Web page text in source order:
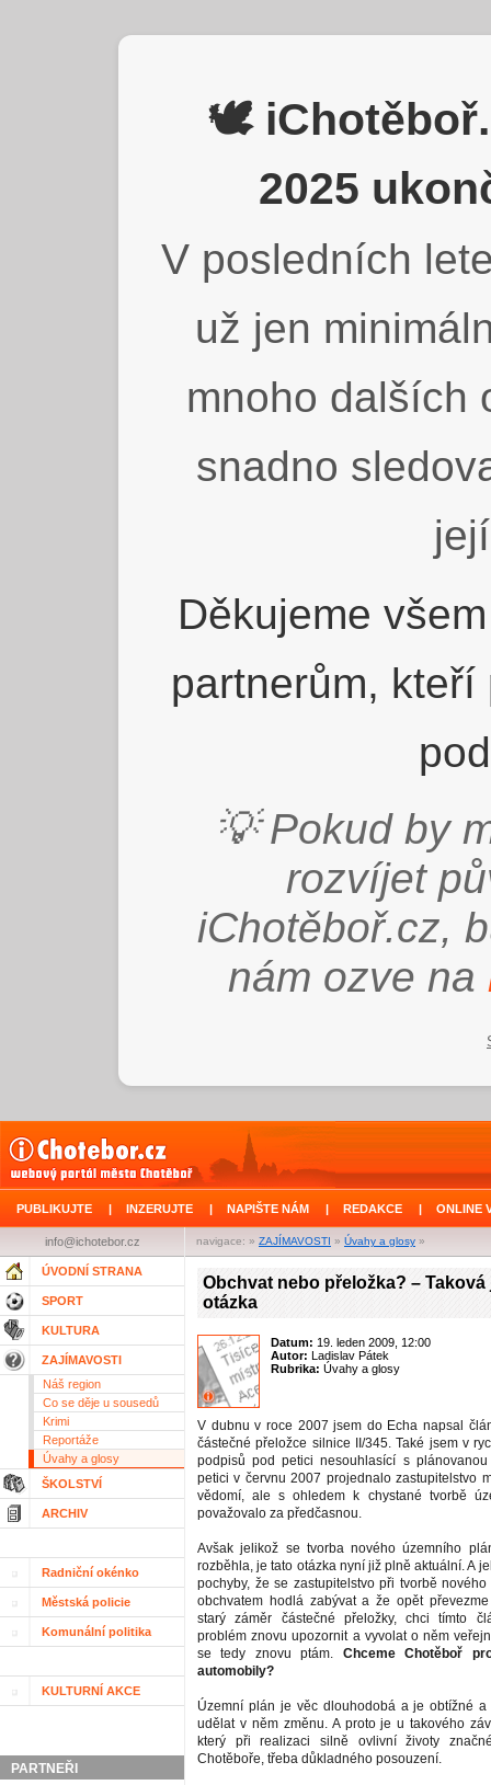
🕊️
2025
V posledních
už jen
mnoho dalších
snadno
Děkujeme
partnerům,
💡 Pokud by
rozvíjet
iChotěboř.cz,
nám ozve na
PUBLIKUJTE | INZERUJTE | NAPIŠTE NÁM | REDAKCE | ONLINE
navigace: » ZAJÍMAVOSTI » Úvahy a glosy »
info@ichotebor.cz
ÚVODNÍ STRANA
SPORT
KULTURA
ZAJÍMAVOSTI
Náš region
Co se děje u sousedů
Krimi
Reportáže
Úvahy a glosy
ŠKOLSTVÍ
ARCHIV
Radniční okénko
Městská policie
Komunální politika
KULTURNÍ AKCE
PARTNEŘI
Obchvat nebo přeložka? – Taková
otázka
Datum: 19. leden 2009, 12:00
Autor: Ladislav Pátek
Rubrika: Úvahy a glosy
V dubnu v roce 2007 jsem do Echa napsal
částečné přeložce silnice II/345. Také jsem v
podpisů pod petici nesouhlasící s plánovanou
petici v červnu 2007 projednalo zastupitelstvo
vědomí, ale s ohledem k chystané tvorbě
považovalo za předčasnou.
Avšak jelikož se tvorba nového územního
rozběhla, je tato otázka nyní již plně aktuální. A
pochyby, že se zastupitelstvo při tvorbě
obchvatem hodlá zabývat a že opět
starý záměr částečné přeložky, chci tímto
problém znovu upozornit a vyvolat o něm
se tedy znovu ptám. Chceme Chotěboř
automobily?
Územní plán je věc dlouhodobá a je obtížné a
udělat v něm změnu. A proto je u takového
který při realizaci silně ovlivní životy
Chotěboře, třeba důkladného posouzení.